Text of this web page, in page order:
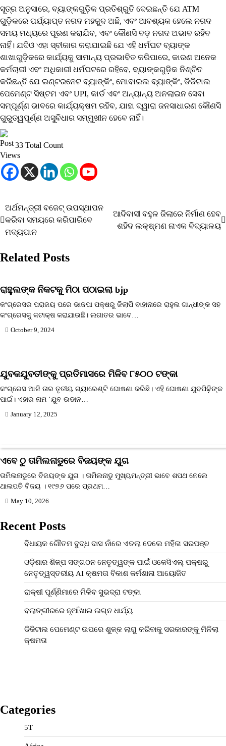
ସୂତ୍ର ଅନୁସାରେ, ବ୍ୟାଙ୍କଗୁଡ଼ିକ ପ୍ରତିଶ୍ରୁତି ଦେଇଛନ୍ତି ଯେ ATM
ଗୁଡ଼ିକରେ ପର୍ଯ୍ୟାପ୍ତ ନଗଦ ମହଜୁଦ ଅଛି, ଏବଂ ଆବଶ୍ୟକ ହେଲେ ନଗଦ
ସମୟ ମଧ୍ୟରେ ପୂରଣ କରାଯିବ, ଏବଂ କୌଣସି ବଡ଼ ନଗଦ ଅଭାବ ରହିବ
ନାହିଁ। ଯଦିଓ ଏହା ସ୍ବୀକାର କରାଯାଇଛି ଯେ ଏହି ଧର୍ମଘଟ ବ୍ୟାଙ୍କ
ଶାଖାଗୁଡ଼ିକରେ କାର୍ଯ୍ୟକୁ ସାମାନ୍ୟ ପ୍ରଭାବିତ କରିପାରେ, କାରଣ ଅନେକ
କର୍ମଚାରୀ ଏବଂ ଅଧିକାରୀ ଧର୍ମଘଟରେ ରହିବେ, ବ୍ୟାଙ୍କଗୁଡ଼ିକ ନିଶ୍ଚିତ
କରିଛନ୍ତି ଯେ ଇଣ୍ଟରନେଟ ବ୍ୟାଙ୍କିଂ, ମୋବାଇଲ ବ୍ୟାଙ୍କିଂ, ଡିଜିଟାଲ
ପେମେଣ୍ଟ ସିଷ୍ଟମ ଏବଂ UPI, କାର୍ଡ ଏବଂ ଅନ୍ୟାନ୍ୟ ଅନଲାଇନ ସେବା
ସମ୍ପୂର୍ଣ୍ଣ ଭାବରେ କାର୍ଯ୍ୟକ୍ଷମ ରହିବ, ଯାହା ଦ୍ୱାରା ଜନସାଧାରଣ କୌଣସି
ଗୁରୁତ୍ୱପୂର୍ଣ୍ଣ ଅସୁବିଧାର ସମ୍ମୁଖୀନ ହେବେ ନାହିଁ।
33 Total Count
Post
navigation
ଅର୍ଥମନ୍ତ୍ରୀ ବଜେଟ୍ ଉପସ୍ଥାପନ
କରିବା ସମୟରେ କରିପାରିବେ
ମଦ୍ୟପାନ
ଆଦିବାସୀ ବହୁଳ ଜିଲାରେ ନିର୍ମାଣ ହେବ
ଶହିଦ ଲକ୍ଷ୍ମଣ ନାଏକ ବିଦ୍ୟାଳୟ
Related Posts
ରାହୁଲଙ୍କ ନିକଟକୁ ମିଠା ପଠାଇଲା bjp
କଂଗ୍ରେସର ପରାଜୟ ପରେ ଭାଜପା ପକ୍ଷରୁ ଜିଲାପି ବାହାନାରେ ରାହୁଲ ଗାନ୍ଧୀଙ୍କ ସହ
କଂଗ୍ରେସକୁ କଟାକ୍ଷ କରାଯାଉଛି। ଲଗାତର ଭାବେ…
October 9, 2024
ଯୁବକଯୁବତୀଙ୍କୁ ପ୍ରତିମାସରେ ମିଳିବ ୮୫୦୦ ଟଙ୍କା
କଂଗ୍ରେସ ଆଜି ତାର ତୃତୀୟ ଗ୍ୟାରେଣ୍ଟି ଘୋଷଣା କରିଛି। ଏହି ଘୋଷଣା ଯୁବପିଢ଼ିଙ୍କ
ପାଇଁ। ଏହାର ନାମ ‘ଯୁବ ଉଡାନ…
January 12, 2025
ଏବେ ଠୁ ତାମିଲନାଡୁରେ ବିଜୟଙ୍କ ଯୁଗ
ତାମିଲନାଡୁରେ ବିଜୟଙ୍କ ଯୁଗ । ତାମିଲନାଡୁ ମୁଖ୍ୟମନ୍ତ୍ରୀ ଭାବେ ଶପଥ ନେଲେ
ଥାଲପତି ବିଜୟ । ୧୯୭୬ ପରେ ପ୍ରଥମ…
May 10, 2026
Recent Posts
ବିଧାୟକ ଗୌତମ ବୁଦ୍ଧ ଦାସ ନାଁରେ ଏତଲା ଦେଲେ ମହିଳା ସରପଞ୍ଚ
ଓଡ଼ିଶାର ଶିଳ୍ପ ସଙ୍ଗଠନ ନେତୃତ୍ୱଙ୍କ ପାଇଁ ଓକେସିଏଲ୍ ପକ୍ଷରୁ
ନେତୃତ୍ୱସ୍ତରୀୟ AI କ୍ଷମତା ବିକାଶ କର୍ମଶାଳା ଆୟୋଜିତ
ରାକ୍ଷୀ ପୂର୍ଣ୍ଣିମାରେ ମିଳିବ ସୁଭଦ୍ରା ଟଙ୍କା
ବଲାଙ୍ଗୀରରେ ନୂଆଁଖାଇ ଲଗ୍ନ ଧାର୍ଯ୍ୟ
ଡିଜିଟାଲ ପେମେଣ୍ଟ ଉପରେ ଶୁଳ୍କ ଲାଗୁ କରିବାକୁ ସରକାରଙ୍କୁ ମିଳିଲା
କ୍ଷମତା
Categories
5T